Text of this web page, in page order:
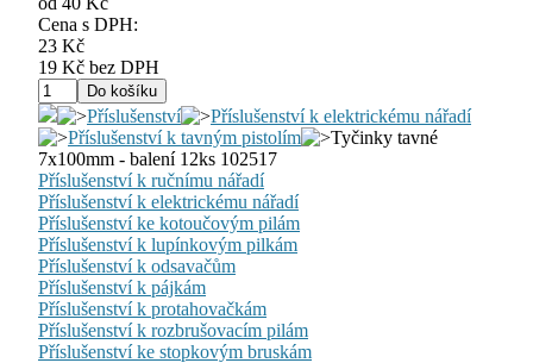
Cena s DPH:
23 Kč
19 Kč bez DPH
Příslušenství
Příslušenství k elektrickému nářadí
Příslušenství k tavným pistolím
Tyčinky tavné
7x100mm - balení 12ks 102517
Příslušenství k ručnímu nářadí
Příslušenství k elektrickému nářadí
Příslušenství ke kotoučovým pilám
Příslušenství k lupínkovým pilkám
Příslušenství k odsavačům
Příslušenství k pájkám
Příslušenství k protahovačkám
Příslušenství k rozbrušovacím pilám
Příslušenství ke stopkovým bruskám